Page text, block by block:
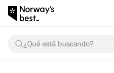
¿Qué está buscando?